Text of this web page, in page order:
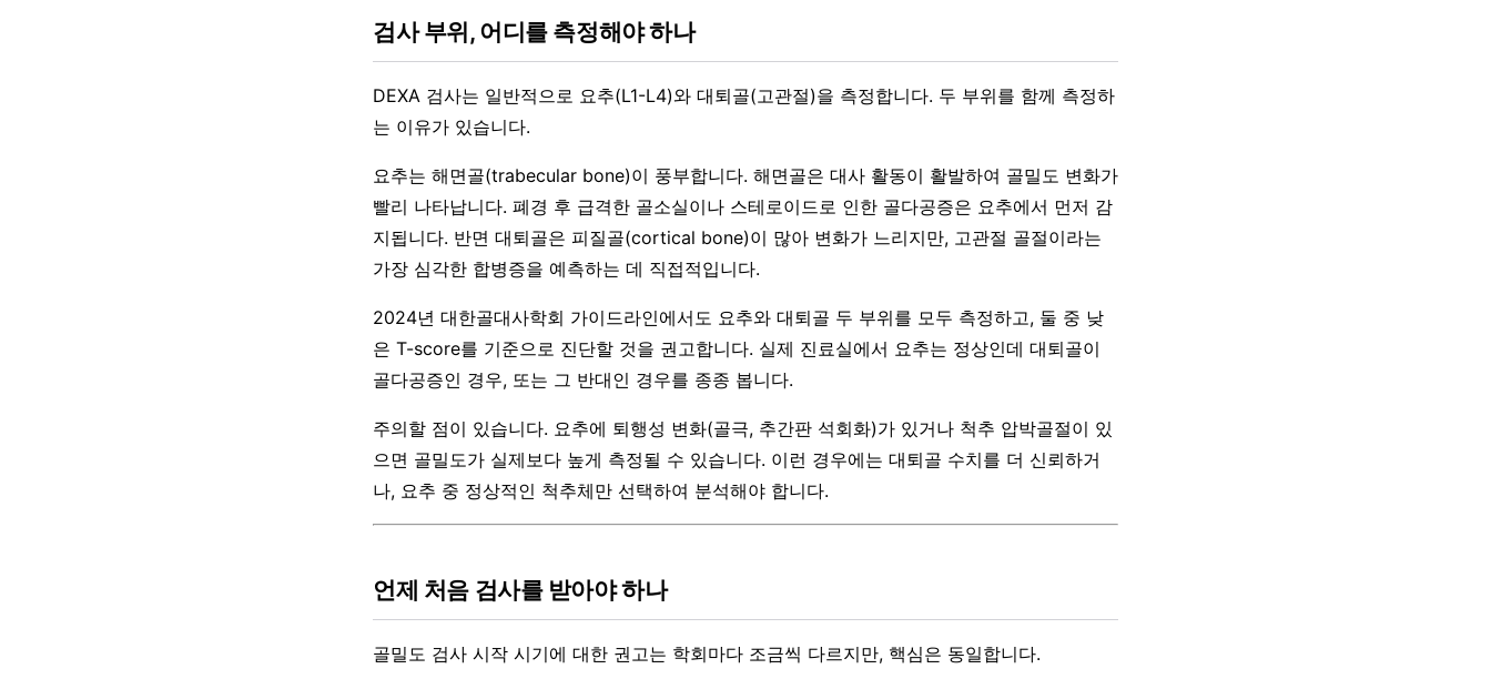
검사 부위, 어디를 측정해야 하나
DEXA 검사는 일반적으로 요추(L1-L4)와 대퇴골(고관절)을 측정합니다. 두 부위를 함께 측정하
는 이유가 있습니다.
요추는 해면골(trabecular bone)이 풍부합니다. 해면골은 대사 활동이 활발하여 골밀도 변화가
빨리 나타납니다. 폐경 후 급격한 골소실이나 스테로이드로 인한 골다공증은 요추에서 먼저 감
지됩니다. 반면 대퇴골은 피질골(cortical bone)이 많아 변화가 느리지만, 고관절 골절이라는
가장 심각한 합병증을 예측하는 데 직접적입니다.
2024년 대한골대사학회 가이드라인에서도 요추와 대퇴골 두 부위를 모두 측정하고, 둘 중 낮
은 T-score를 기준으로 진단할 것을 권고합니다. 실제 진료실에서 요추는 정상인데 대퇴골이
골다공증인 경우, 또는 그 반대인 경우를 종종 봅니다.
주의할 점이 있습니다. 요추에 퇴행성 변화(골극, 추간판 석회화)가 있거나 척추 압박골절이 있
으면 골밀도가 실제보다 높게 측정될 수 있습니다. 이런 경우에는 대퇴골 수치를 더 신뢰하거
나, 요추 중 정상적인 척추체만 선택하여 분석해야 합니다.
언제 처음 검사를 받아야 하나
골밀도 검사 시작 시기에 대한 권고는 학회마다 조금씩 다르지만, 핵심은 동일합니다.